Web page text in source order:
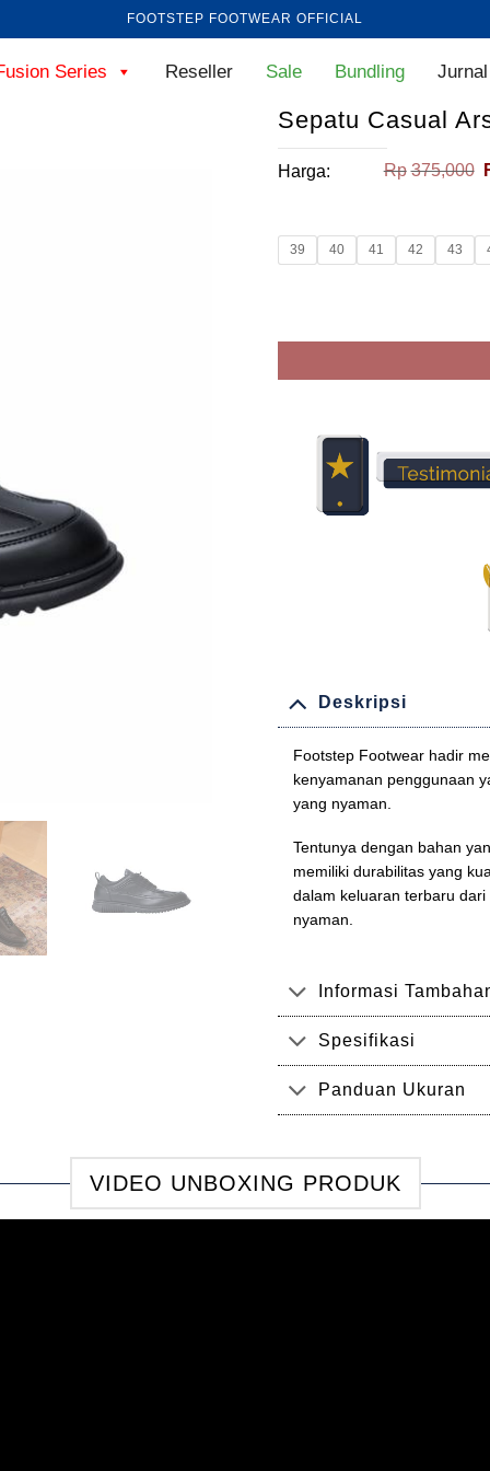
FOOTSTEP FOOTWEAR OFFICIAL
Series Reseller Sale Bundling Jurnal
Sepatu Casual
Harga: Rp 375,000
39 40 41 42 43
Deskripsi
Footstep Footwear hadir
kenyamanan penggunaan
yang nyaman.
Tentunya dengan bahan
memiliki durabilitas yang
dalam keluaran terbaru
nyaman.
Informasi
Spesifikasi
Panduan Ukuran
VIDEO UNBOXING PRODUK